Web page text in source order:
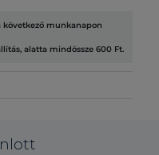
következő munkanapon
alatta mindössze 600 Ft.